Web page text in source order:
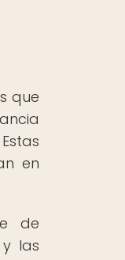
que
en
de
las